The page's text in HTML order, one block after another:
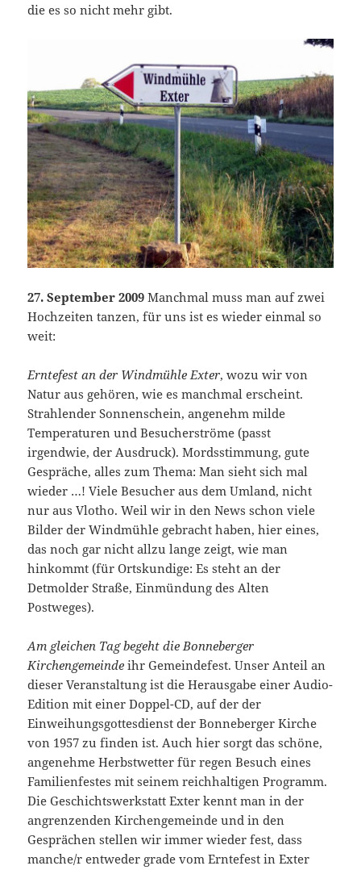
die es so nicht mehr gibt.
27. September 2009 Manchmal muss man auf zwei
Hochzeiten tanzen, für uns ist es wieder einmal so
weit:
Erntefest an der Windmühle Exter, wozu wir von
Natur aus gehören, wie es manchmal erscheint.
Strahlender Sonnenschein, angenehm milde
Temperaturen und Besucherströme (passt
irgendwie, der Ausdruck). Mordsstimmung, gute
Gespräche, alles zum Thema: Man sieht sich mal
wieder …! Viele Besucher aus dem Umland, nicht
nur aus Vlotho. Weil wir in den News schon viele
Bilder der Windmühle gebracht haben, hier eines,
das noch gar nicht allzu lange zeigt, wie man
hinkommt (für Ortskundige: Es steht an der
Detmolder Straße, Einmündung des Alten
Postweges).
Am gleichen Tag begeht die Bonneberger
Kirchengemeinde ihr Gemeindefest. Unser Anteil an
dieser Veranstaltung ist die Herausgabe einer Audio-
Edition mit einer Doppel-CD, auf der der
Einweihungsgottesdienst der Bonneberger Kirche
von 1957 zu finden ist. Auch hier sorgt das schöne,
angenehme Herbstwetter für regen Besuch eines
Familienfestes mit seinem reichhaltigen Programm.
Die Geschichtswerkstatt Exter kennt man in der
angrenzenden Kirchengemeinde und in den
Gesprächen stellen wir immer wieder fest, dass
manche/r entweder grade vom Erntefest in Exter